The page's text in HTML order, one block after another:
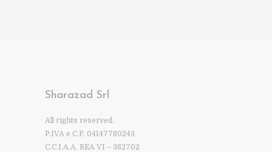
Sharazad Srl
All rights reserved.
P.IVA e C.F. 04147780243
C.C.I.A.A. REA VI – 382702